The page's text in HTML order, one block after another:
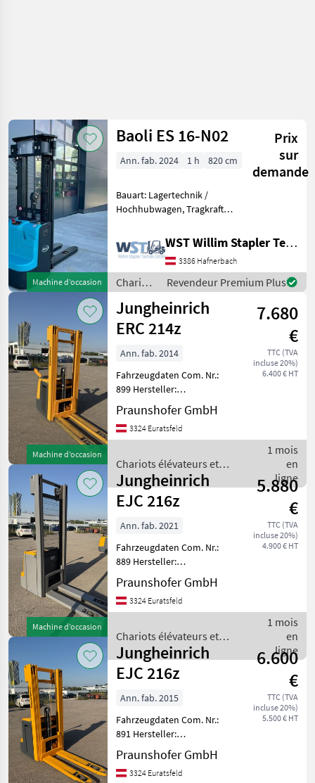
Machine d’occasion
Baoli ES 16-N02
Prix
sur
demande
Ann. fab. 2024 1 h 820 cm
Bauart: Lagertechnik /
Hochhubwagen, Tragkraft:
Bauhöhe: 2108mm,
Freihub: 1520mm, Batterie:
24V 270Ah , Transpalette
haute levée, Entraîneme
WST Willim Stapler Technik GmbH
3386 Hafnerbach
Chariots
élévateurs
et
techniques
de
stockage
Revendeur Premium Plus
Machine d’occasion
Jungheinrich
ERC 214z
7.680
€
TTC (TVA
incluse 20%)
6.400 € HT
Ann. fab. 2014
Fahrzeugdaten Com. Nr.:
899 Hersteller:
Jungheinrich Typ: ERC 214z
Bauart: Hochhubwagen
Antriebsart: Elektro
Betriebsstunden: 7918
Baujahr:
Praunshofer GmbH
3324 Euratsfeld
Chariots élévateurs et
techniques de stockage /
Jungheinrich
1 mois
en
ligne
Machine d’occasion
Jungheinrich
EJC 216z
5.880
€
TTC (TVA
incluse 20%)
4.900 € HT
Ann. fab. 2021
Fahrzeugdaten Com. Nr.:
889 Hersteller:
Jungheinrich Typ: EJC 216z
Bauart: Hochhubwagen
Antriebsart: Elektro
Betriebsstunden: 978
Baujahr:
Praunshofer GmbH
3324 Euratsfeld
Chariots élévateurs et
techniques de stockage /
Jungheinrich
1 mois
en
ligne
Jungheinrich
EJC 216z
6.600
€
TTC (TVA
incluse 20%)
5.500 € HT
Ann. fab. 2015
Fahrzeugdaten Com. Nr.:
891 Hersteller:
Jungheinrich Typ: EJC 216z
Bauart: Hochhubwagen
Antriebsart: Elektro
Praunshofer GmbH
3324 Euratsfeld